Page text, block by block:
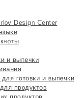
Design Center
и выпечки
готовки и выпечки
продуктов